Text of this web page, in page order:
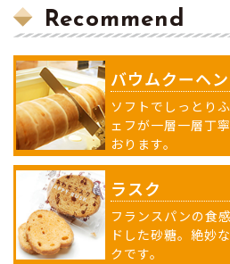
Recommend
バウムクーヘン
ソフトでしっとり
ェフが一層一層丁
おります。
ラスク
フランスパンの食
ドした砂糖。絶妙
クです。